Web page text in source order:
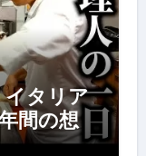
イタリア
間の想